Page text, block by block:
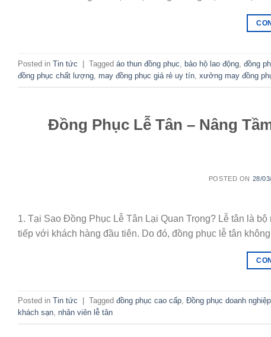
Posted in Tin tức Tagged áo thun đồng phục bảo hộ lao động đồng
đồng phục chất lượng may đồng phục giá rẻ uy tín xưởng may đồng
Đồng Phục Lễ Tân – Nâng
POSTED ON 28/
1. Tại Sao Đồng Phục Lễ Tân Lại Quan Trọng? Lễ tân là
tiếp với khách hàng đầu tiên. Do đó, đồng phục lễ tân
Posted in Tin tức Tagged đồng phục cao cấp, Đồng phục doanh nghiệp
khách sạn, nhân viên lễ tân